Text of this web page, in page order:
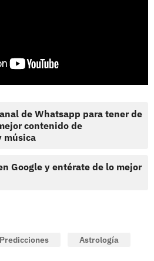
de Whatsapp para tener de
contenido de
música
Google y entérate de lo mejor
Predicciones Astrología